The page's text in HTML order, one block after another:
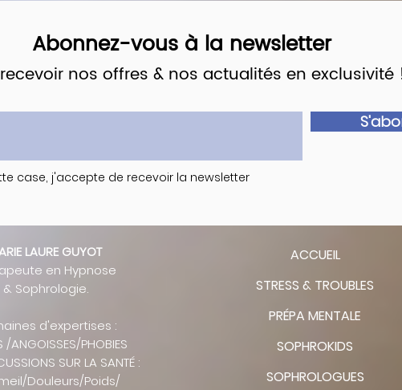
Abonnez-vous à la newsletter
nos offres & nos actualités en exclusivité
case, j'accepte de recevoir la newsletter
LAURE GUYOT
en Hypnose
& Sophrologie.
d'expertises :
/ANGOISSES/PHOBIES
SUR LA SANTÉ :
Douleurs/Poids/
ACCUEIL
STRESS & TROUBLES
PRÉPA MENTALE
SOPHROKIDS
SOPHROLOGUES